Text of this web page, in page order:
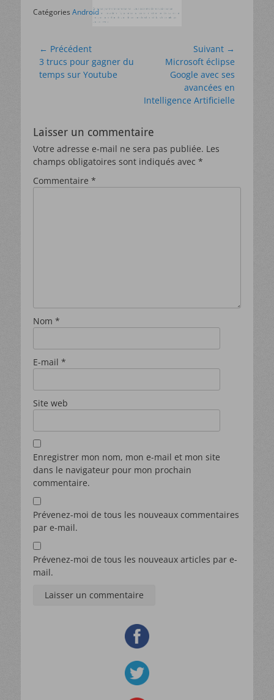
Catégories Android
Navigation
de
l’article
← Précédent
Article
précédent :
3 trucs pour gagner du
temps sur Youtube
Suivant →
suivant :
Microsoft éclipse
Google avec ses
avancées en
Intelligence Artificielle
Laisser un commentaire
Votre adresse e-mail ne sera pas publiée. Les
champs obligatoires sont indiqués avec *
Commentaire *
Nom *
E-mail *
Site web
Enregistrer mon nom, mon e-mail et mon site
dans le navigateur pour mon prochain
commentaire.
Prévenez-moi de tous les nouveaux commentaires
par e-mail.
Prévenez-moi de tous les nouveaux articles par e-
mail.
JE REÇOIS MON MAIL
En renseignant votre adresse mail, vous acceptez de recevoir chaque
semaine la newsletter Tipsobureau par courrier électronique. Vous aurez un
lien vous permettant de vous désinscrire directement dans les mails que
vous recevrez.